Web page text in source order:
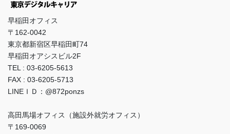
早稲田オフィス
〒162-0042
東京都新宿区早稲田町74
早稲田オアシスビル2F
TEL : 03-6205-5613
FAX : 03-6205-5713
LINEＩＤ：@872ponzs
高田馬場オフィス（施設外就労オフィス）
〒169-0069